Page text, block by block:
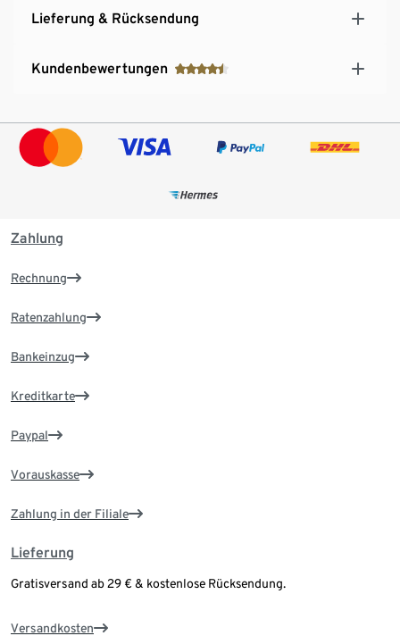
Lieferung & Rücksendung
Kundenbewertungen
Zahlung
Rechnung
Ratenzahlung
Bankeinzug
Kreditkarte
Paypal
Vorauskasse
Zahlung in der Filiale
Lieferung
Gratisversand ab 29 € & kostenlose Rücksendung.
Versandkosten